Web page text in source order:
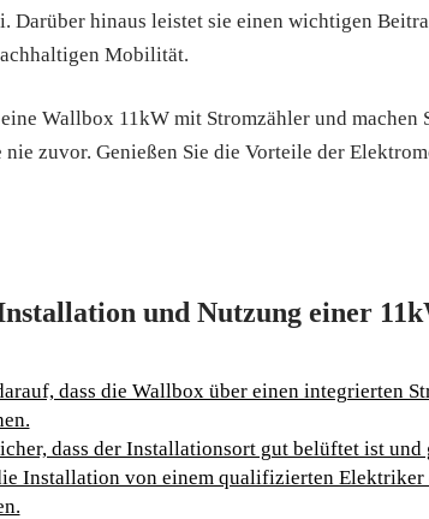
Darüber hinaus leistet sie einen wichtigen
Mobilität.
Wallbox 11kW mit Stromzähler und machen
zuvor. Genießen Sie die Vorteile der
und Nutzung einer
dass die Wallbox über einen integrierten
dass der Installationsort gut belüftet ist
Installation von einem qualifizierten